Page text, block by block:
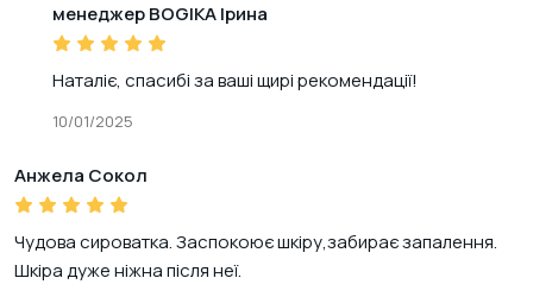
менеджер BOGIKA Ірина
Наталіє, спасибі за ваші щирі рекомендації!
10/01/2025
Анжела Сокол
Чудова сироватка. Заспокоює шкіру,забирає запалення.
Шкіра дуже ніжна після неї.